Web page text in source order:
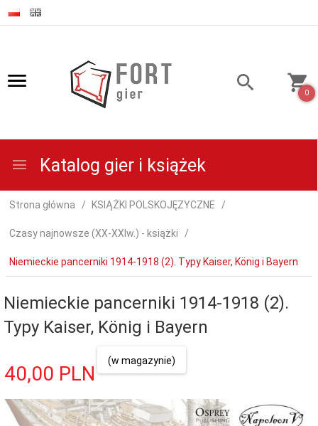
0
Katalog gier i książek
Strona główna KSIĄŻKI POLSKOJĘZYCZNE
Czasy najnowsze (XX-XXIw.) - książki
Niemieckie pancerniki 1914-1918 (2). Typy Kaiser, König i Bayern
Niemieckie pancerniki 1914-1918 (2).
Typy Kaiser, König i Bayern
40,00 PLN
(w magazynie)